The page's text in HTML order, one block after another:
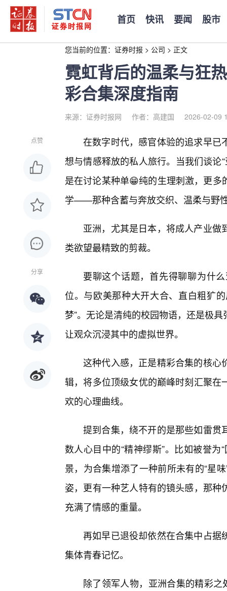
首页 快讯 要闻 股市
您当前的位置： 证券时报 > 公司 > 正文
霓虹背后的温柔与狂
彩合集深度指南
来源：证券时报网 作者：高建国 2026-02-09
点赞
分享
在数字时代，感官体验的追求早已
想与情感释放的私人旅行。当我们谈论
是在讨论某种单😁纯的生理刺激，更
学——那种含蓄与奔放交织、温柔与野
亚洲，尤其是日本，将成人产业
类欲望最精致的剪裁。
要聊这个话题，首先得聊聊为什
位。与欧美那种大开大合、直白粗犷
梦”。无论是清纯的校园物语，还是极
让观众沉浸其中的虚拟世界。
这种代入感，正是精彩合集的核心
辑，将多位顶级女优的巅峰时刻汇聚
欢的心理曲线。
提到合集，绕不开的是那些如雷贯
数人心目中的“精神缪斯”。比如被誉
景，为合集增添了一种前所未有的“星
姿，更有一种艺人特有的镜头感，那
充满了情感的重量。
再如早已退役却依然在合集中占据
集体青春记忆。
除了领军人物，亚洲合集的精彩之